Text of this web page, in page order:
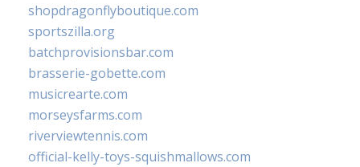
shopdragonflyboutique.com
sportszilla.org
batchprovisionsbar.com
brasserie-gobette.com
musicrearte.com
morseysfarms.com
riverviewtennis.com
official-kelly-toys-squishmallows.com